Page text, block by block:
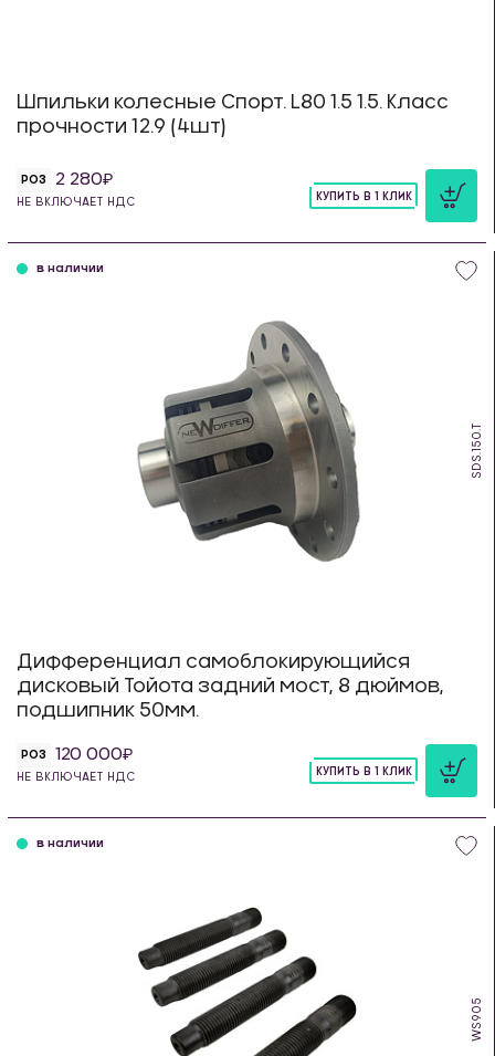
Шпильки колесные Спорт. L80 1.5 1.5. Класс
прочности 12.9 (4шт)
РОЗ 2 280
НЕ ВКЛЮЧАЕТ НДС
КУПИТЬ В 1 КЛИК
SDS.150.T
в наличии
Дифференциал самоблокирующийся
дисковый Тойота задний мост, 8 дюймов,
подшипник 50мм.
РОЗ 120 000
НЕ ВКЛЮЧАЕТ НДС
КУПИТЬ В 1 КЛИК
WS905
в наличии